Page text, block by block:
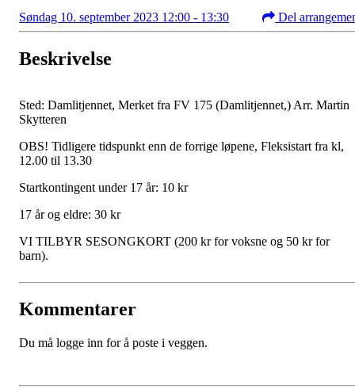
Søndag 10. september 2023 12:00 - 13:30 Del
Beskrivelse
Sted: Damlitjennet, Merket fra FV 175 (Damlitjennet,) Arr. Martin
Skytteren
OBS! Tidligere tidspunkt enn de forrige løpene, Fleksistart fra kl,
12.00 til 13.30
Startkontingent under 17 år: 10 kr
17 år og eldre: 30 kr
VI TILBYR SESONGKORT (200 kr for voksne og 50 kr for
barn).
Kommentarer
Du må logge inn for å poste i veggen.